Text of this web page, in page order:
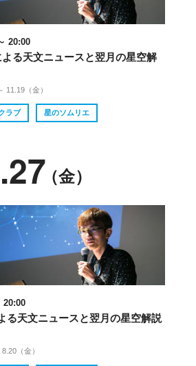
20:00
る天文ニュースと翌月の星空解
11.19（金）
ラブ 星のソムリエ
（金）
20:00
る天文ニュースと翌月の星空解説
（金）